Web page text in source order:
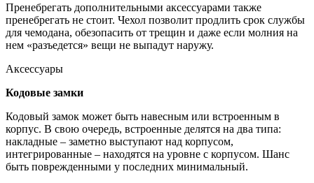
Пренебрегать дополнительными аксессуарами также
пренебрегать не стоит. Чехол позволит продлить срок службы
для чемодана, обезопасить от трещин и даже если молния на
нем «разъедется» вещи не выпадут наружу.
Аксессуары
Кодовые замки
Кодовый замок может быть навесным или встроенным в
корпус. В свою очередь, встроенные делятся на два типа:
накладные – заметно выступают над корпусом,
интегрированные – находятся на уровне с корпусом. Шанс
быть поврежденными у последних минимальный.